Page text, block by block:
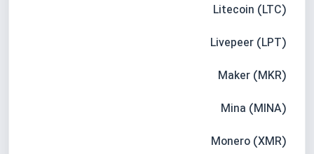
Litecoin (LTC)
Livepeer (LPT)
Maker (MKR)
Mina (MINA)
Monero (XMR)